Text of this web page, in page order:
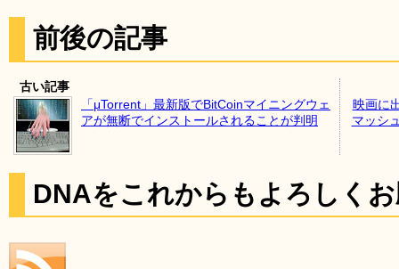
前後の記事
古い記事
「μTorrent」最新版でBitCoinマイニングウェ
アが無断でインストールされることが判明
映画に
マッシ
DNAをこれからもよろしく